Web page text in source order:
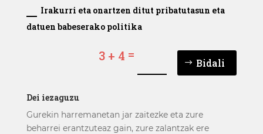
Irakurri eta onartzen ditut pribatutasun eta
datuen babeserako politika
3 + 4 =
Bidali
Dei iezaguzu
Gurekin harremanetan jar zaitezke eta zure
beharrei erantzuteaz gain, zure zalantzak ere